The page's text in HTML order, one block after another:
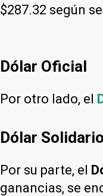
$287.32 según
Dólar Oficial
Por otro lado, el
Dólar Solidario
Por su parte, el
ganancias, se